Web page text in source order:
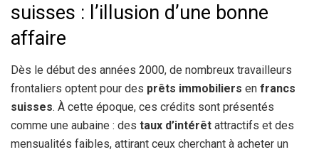
suisses : l’illusion d’une bonne
affaire
Dès le début des années 2000, de nombreux travailleurs
frontaliers optent pour des prêts immobiliers en francs
suisses. À cette époque, ces crédits sont présentés
comme une aubaine : des taux d’intérêt attractifs et des
mensualités faibles, attirant ceux cherchant à acheter un